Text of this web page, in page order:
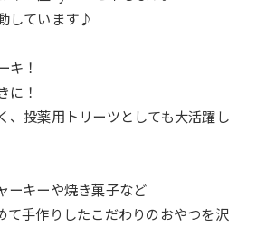
しています♪
キ！
に！
、投薬用トリーツとしても大活躍し
ーキーや焼き菓子など
て手作りしたこだわりのおやつを沢